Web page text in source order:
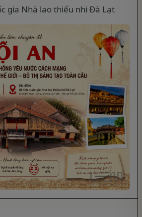
gia Nhà lao thiếu nhi Đà Lạt